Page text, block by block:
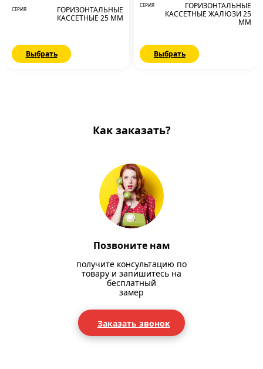
СЕРИЯ
ГОРИЗОНТАЛЬНЫЕ
КАССЕТНЫЕ 25 ММ
Выбрать
СЕРИЯ
ГОРИЗОНТАЛЬНЫЕ
КАССЕТНЫЕ ЖАЛЮЗИ 25
ММ
Выбрать
Как заказать?
Позвоните нам
получите консультацию по
товару и запишитесь на
бесплатный
замер
Заказать звонок